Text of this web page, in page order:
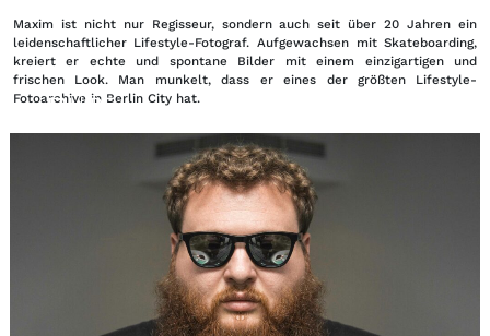
EN | DE
Maxim ist nicht nur Regisseur, sondern auch seit über 20 Jahren ein
leidenschaftlicher Lifestyle-Fotograf. Aufgewachsen mit Skateboarding,
kreiert er echte und spontane Bilder mit einem einzigartigen und
frischen Look. Man munkelt, dass er eines der größten Lifestyle-
Fotoarchive in Berlin City hat.